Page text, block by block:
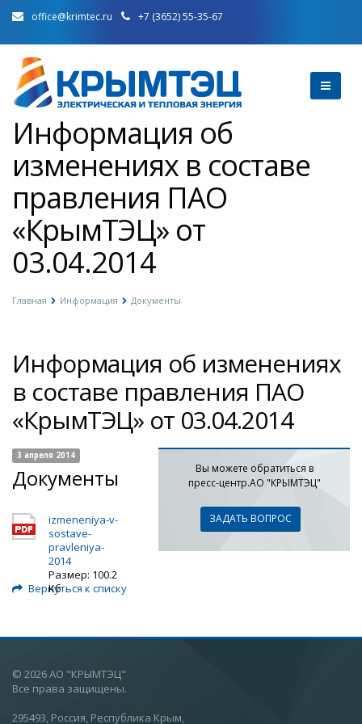
office@krimtec.ru +7 (3652) 55-35-67
Информация об
изменениях в составе
правления ПАО
«КрымТЭЦ» от
03.04.2014
Главная Информация Документы
Информация об изменениях
в составе правления ПАО
«КрымТЭЦ» от 03.04.2014
Вы можете обратиться в
пресс-центр.АО "КРЫМТЭЦ"
ЗАДАТЬ ВОПРОС
3 апреля 2014
Документы
izmeneniya-v-
sostave-
pravleniya-
2014
Размер: 100.2
Кб
Вернуться к списку
© 2026 АО "КРЫМТЭЦ"
Все права защищены.
295493, Россия, Республика Крым,